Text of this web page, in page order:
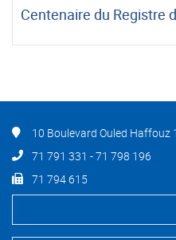
Centenaire du Registre
10 Boulevard Ouled Haffouz
71 791 331 - 71 798 196
71 794 615